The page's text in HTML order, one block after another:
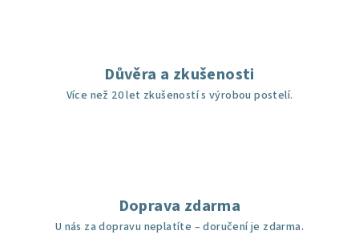
Důvěra a zkušenosti
Více než 20 let zkušeností s výrobou postelí.
Doprava zdarma
U nás za dopravu neplatíte – doručení je zdarma.